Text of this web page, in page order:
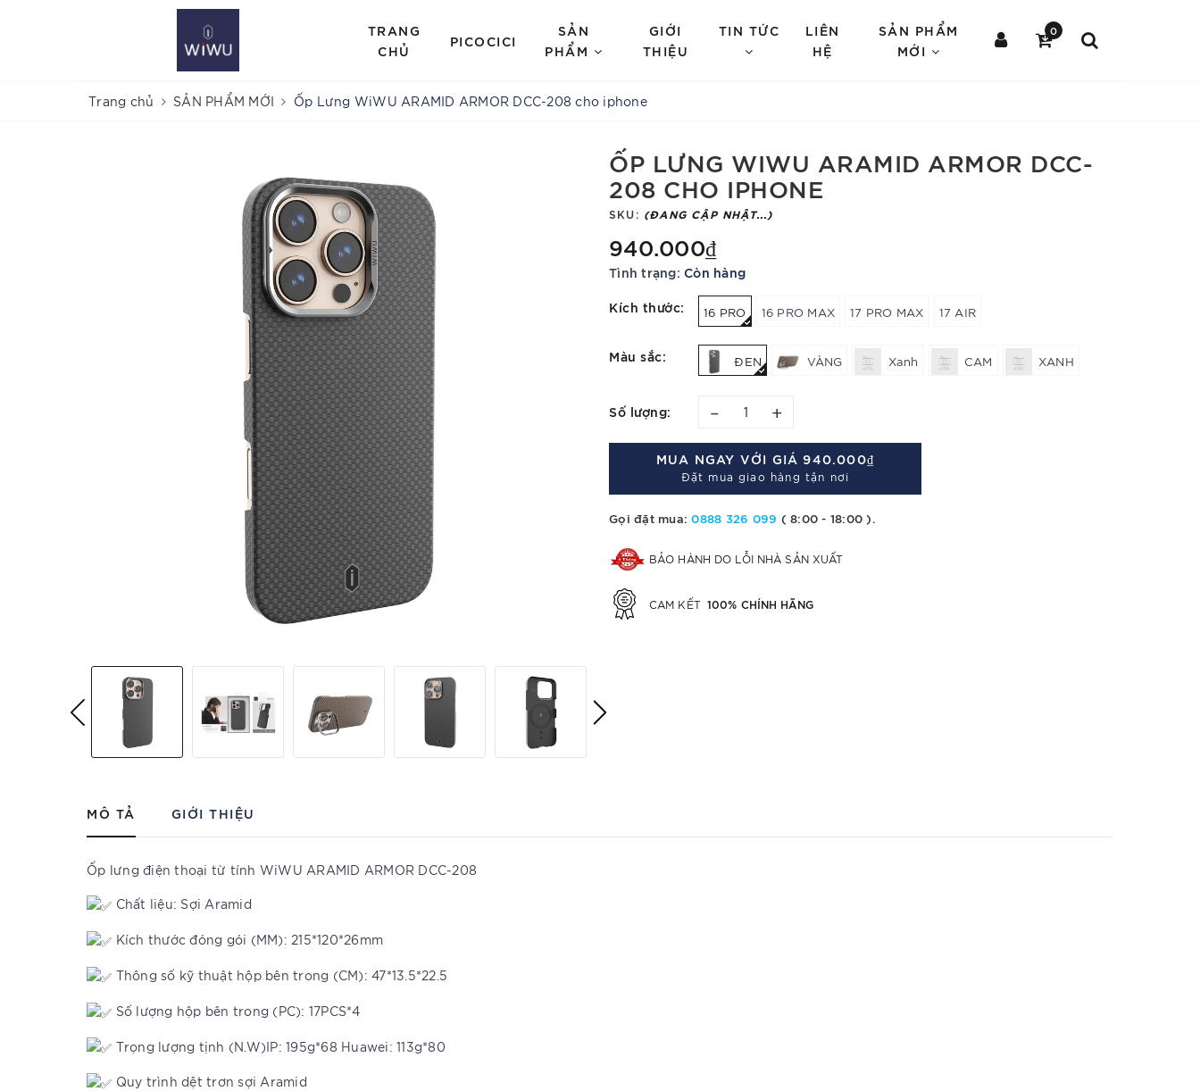
TRANG
CHỦ
PICOCICI
SẢN
PHẨM
GIỚI
THIỆU
TIN TỨC
LIÊN
HỆ
SẢN PHẨM
MỚI
0
Trang chủ SẢN PHẨM MỚI Ốp Lưng WiWU ARAMID ARMOR DCC-208 cho iphone
ỐP LƯNG WIWU ARAMID ARMOR DCC-
208 CHO IPHONE
SKU: (ĐANG CẬP NHẬT...)
940.000₫
Tình trạng: Còn hàng
Kích thước: 16 PRO 16 PRO MAX 17 PRO MAX 17 AIR
Màu sắc: ĐEN VÀNG Xanh CAM XANH
Số lượng: – +
MUA NGAY VỚI GIÁ 940.000₫
Đặt mua giao hàng tận nơi
Gọi đặt mua:0888 326 099 ( 8:00 - 18:00 ).
BẢO HÀNH DO LỖI NHÀ SẢN XUẤT
CAM KẾT 100% CHÍNH HÃNG
MÔ TẢ GIỚI THIỆU
Ốp lưng điện thoại từ tính WiWU ARAMID ARMOR DCC-208
Chất liệu: Sợi Aramid
Kích thước đóng gói (MM): 215*120*26mm
Thông số kỹ thuật hộp bên trong (CM): 47*13.5*22.5
Số lượng hộp bên trong (PC): 17PCS*4
Trọng lượng tịnh (N.W)IP: 195g*68 Huawei: 113g*80
Quy trình dệt trơn sợi Aramid